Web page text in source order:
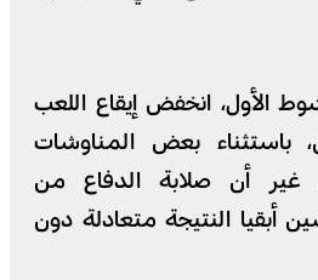
الأول، انخفض إيقاع اللعب
باستثناء بعض المناوشات
غير أن صلابة الدفاع من
أبقيا النتيجة متعادلة دون